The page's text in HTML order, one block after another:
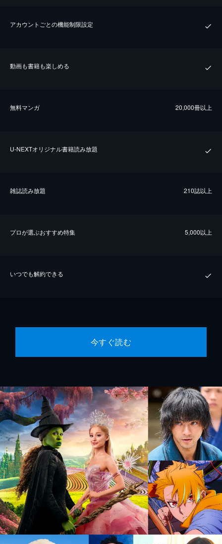
アカウントごとの機能制限設定
動画も書籍も楽しめる
無料マンガ 20,000冊以上
U-NEXTオリジナル書籍読み放題
雑誌読み放題 210誌以上
プロが選ぶおすすめ特集 5,000以上
いつでも解約できる
今すぐ読む